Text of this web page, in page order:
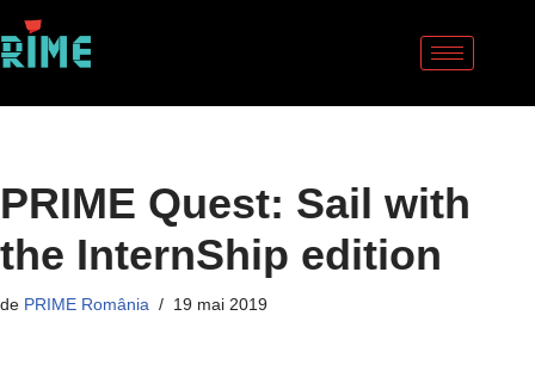
Sari
PRIME Quest: Sail with
the InternShip edition
de PRIME România 19 mai 2019